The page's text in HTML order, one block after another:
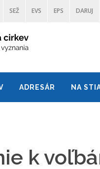
SEŽ EVS EPS DARUJ
ADRESÁR NA
k